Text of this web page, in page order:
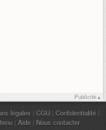
Publicité ▴
légales | CGU | Confidentialité |
| Aide | Nous contacter